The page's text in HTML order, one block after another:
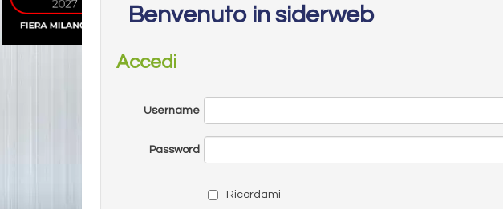
Benvenuto in siderweb
Accedi
Username
Password
Ricordami